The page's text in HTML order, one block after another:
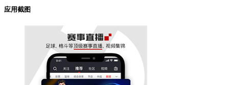
应用截图